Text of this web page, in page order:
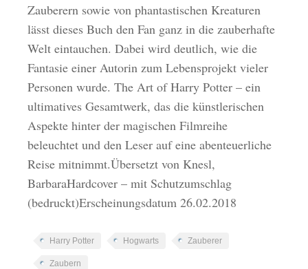
Zauberern sowie von phantastischen Kreaturen
lässt dieses Buch den Fan ganz in die zauberhafte
Welt eintauchen. Dabei wird deutlich, wie die
Fantasie einer Autorin zum Lebensprojekt vieler
Personen wurde. The Art of Harry Potter – ein
ultimatives Gesamtwerk, das die künstlerischen
Aspekte hinter der magischen Filmreihe
beleuchtet und den Leser auf eine abenteuerliche
Reise mitnimmt.Übersetzt von Knesl,
BarbaraHardcover – mit Schutzumschlag
(bedruckt)Erscheinungsdatum 26.02.2018
Harry Potter Hogwarts Zauberer
Zaubern